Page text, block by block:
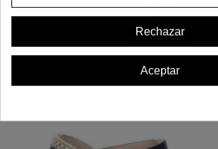
Rechazar
Aceptar